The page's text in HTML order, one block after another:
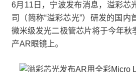
6月11日，宁波发布消息，溢彩芯
司（简称“溢彩芯光”）研发的国内
微米级发光二极管芯片将于今年秋
产AR眼镜上。